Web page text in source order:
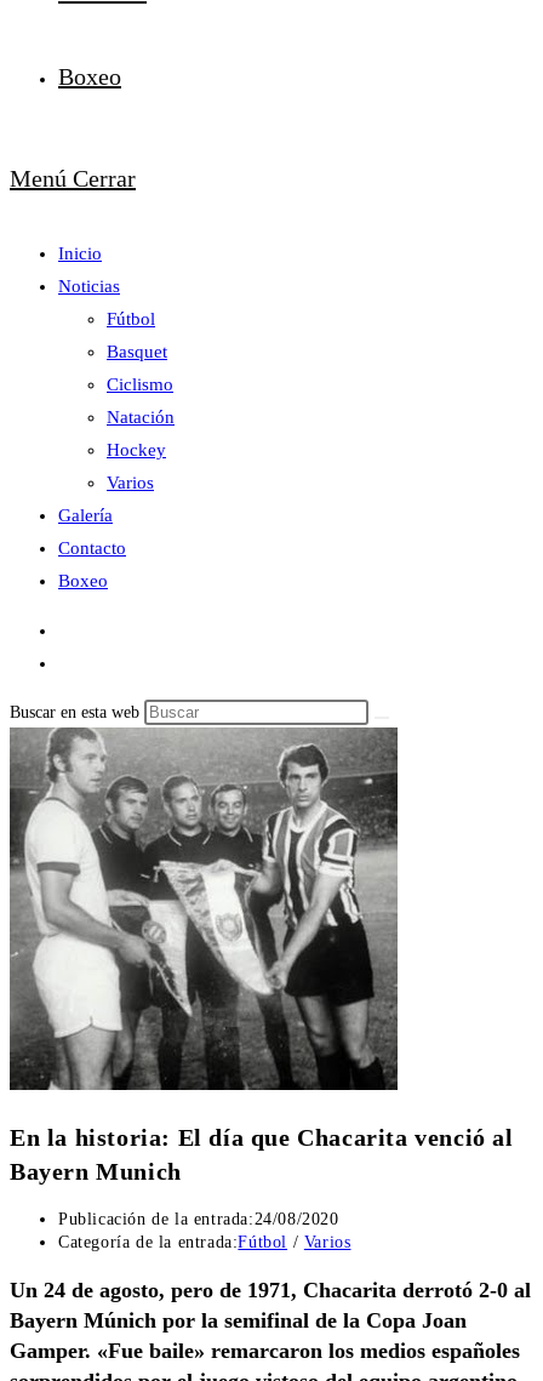
Boxeo
Menú Cerrar
Inicio
Noticias
Fútbol
Basquet
Ciclismo
Natación
Hockey
Varios
Galería
Contacto
Boxeo
Buscar en esta web
En la historia: El día que Chacarita venció al
Bayern Munich
Publicación de la entrada:24/08/2020
Categoría de la entrada:Fútbol / Varios
Un 24 de agosto, pero de 1971, Chacarita derrotó 2-0 al
Bayern Múnich por la semifinal de la Copa Joan
Gamper. «Fue baile» remarcaron los medios españoles